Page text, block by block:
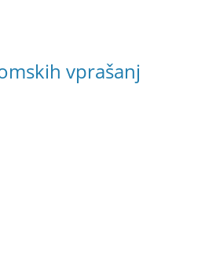
vprašanj